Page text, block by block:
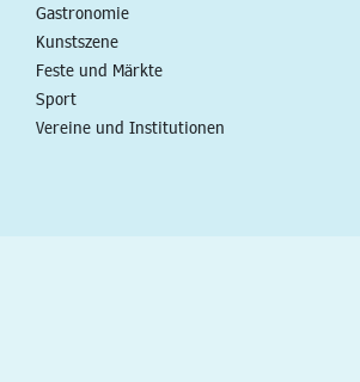
Gastronomie
Kunstszene
Feste und Märkte
Sport
Vereine und Institutionen